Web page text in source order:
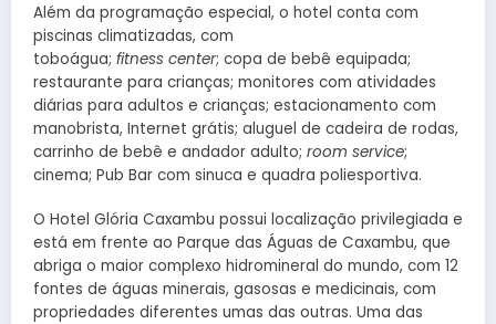
Além da programação especial, o hotel conta com
piscinas climatizadas, com
toboágua; fitness center; copa de bebê equipada;
restaurante para crianças; monitores com atividades
diárias para adultos e crianças; estacionamento com
manobrista, Internet grátis; aluguel de cadeira de rodas,
carrinho de bebê e andador adulto; room service;
cinema; Pub Bar com sinuca e quadra poliesportiva.
O Hotel Glória Caxambu possui localização privilegiada e
está em frente ao Parque das Águas de Caxambu, que
abriga o maior complexo hidromineral do mundo, com 12
fontes de águas minerais, gasosas e medicinais, com
propriedades diferentes umas das outras. Uma das